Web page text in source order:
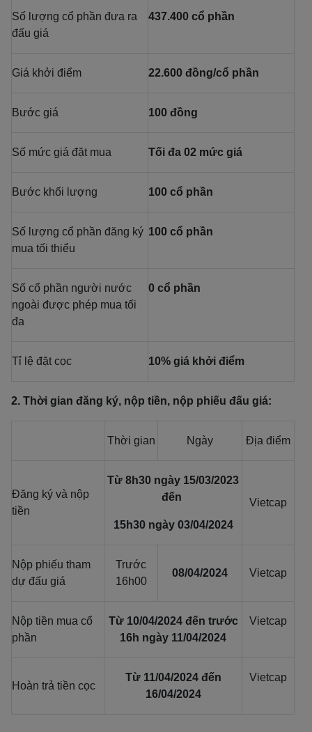
Số lượng cổ phần đưa ra
đấu giá
437.400 cổ phần
Giá khởi điểm 22.600 đồng/cổ phần
Bước giá 100 đồng
Số mức giá đặt mua Tối đa 02 mức giá
Bước khối lượng 100 cổ phần
Số lượng cổ phần đăng ký
mua tối thiểu
100 cổ phần
Số cổ phần người nước
ngoài được phép mua tối
đa
0 cổ phần
Tỉ lệ đặt cọc 10% giá khởi điểm
2. Thời gian đăng ký, nộp tiền, nộp phiếu đấu giá:
Thời gian Ngày Địa điểm
Đăng ký và nộp
tiền
Từ 8h30 ngày 15/03/2023
đến
15h30 ngày 03/04/2024
Vietcap
Nộp phiếu tham
dự đấu giá
Trước
16h00
08/04/2024 Vietcap
Nộp tiền mua cổ
phần
Từ 10/04/2024 đến trước
16h ngày 11/04/2024
Vietcap
Hoàn trả tiền cọc
Từ 11/04/2024 đến
16/04/2024
Vietcap